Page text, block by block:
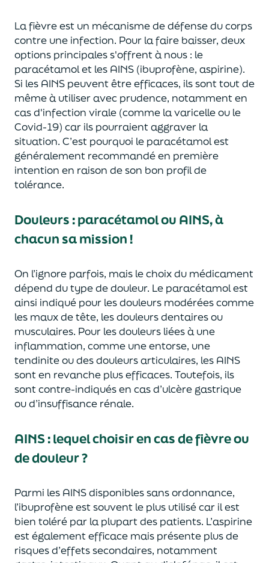
La fièvre est un mécanisme de défense du corps
contre une infection. Pour la faire baisser, deux
options principales s'offrent à nous : le
paracétamol et les AINS (ibuprofène, aspirine).
Si les AINS peuvent être efficaces, ils sont tout de
même à utiliser avec prudence, notamment en
cas d'infection virale (comme la varicelle ou le
Covid-19) car ils pourraient aggraver la
situation. C’est pourquoi le paracétamol est
généralement recommandé en première
intention en raison de son bon profil de
tolérance.
Douleurs : paracétamol ou AINS, à
chacun sa mission !
On l’ignore parfois, mais le choix du médicament
dépend du type de douleur. Le paracétamol est
ainsi indiqué pour les douleurs modérées comme
les maux de tête, les douleurs dentaires ou
musculaires. Pour les douleurs liées à une
inflammation, comme une entorse, une
tendinite ou des douleurs articulaires, les AINS
sont en revanche plus efficaces. Toutefois, ils
sont contre-indiqués en cas d’ulcère gastrique
ou d’insuffisance rénale.
AINS : lequel choisir en cas de fièvre ou
de douleur ?
Parmi les AINS disponibles sans ordonnance,
l’ibuprofène est souvent le plus utilisé car il est
bien toléré par la plupart des patients. L’aspirine
est également efficace mais présente plus de
risques d’effets secondaires, notamment